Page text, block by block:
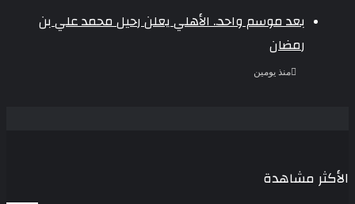
بعد موسم واحد.. الأهلي يعلن رحيل محمد علي بن
رمضان
منذ يومين
الأكثر مشاهدة